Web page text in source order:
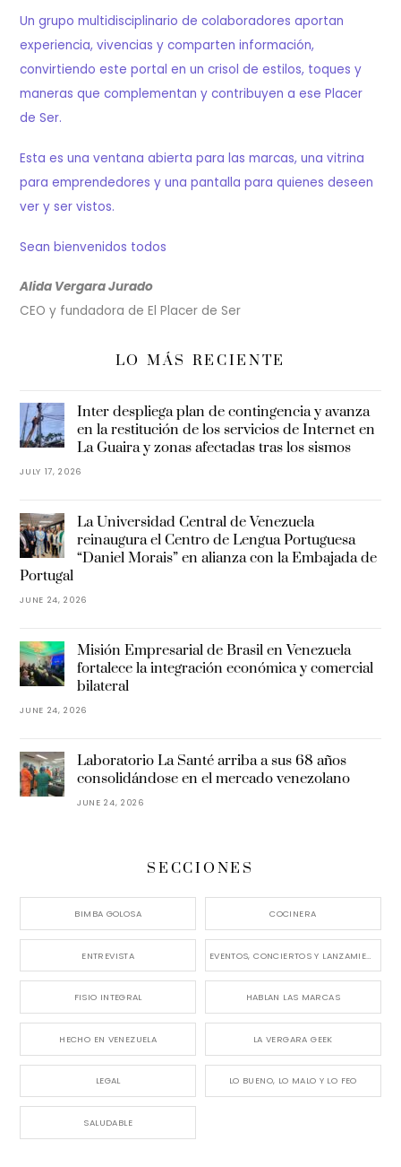
Un grupo multidisciplinario de colaboradores aportan
experiencia, vivencias y comparten información,
convirtiendo este portal en un crisol de estilos, toques y
maneras que complementan y contribuyen a ese Placer
de Ser.
Esta es una ventana abierta para las marcas, una vitrina
para emprendedores y una pantalla para quienes deseen
ver y ser vistos.
Sean bienvenidos todos
Alida Vergara Jurado
CEO y fundadora de El Placer de Ser
LO MÁS RECIENTE
Inter despliega plan de contingencia y avanza
en la restitución de los servicios de Internet en
La Guaira y zonas afectadas tras los sismos
JULY 17, 2026
La Universidad Central de Venezuela
reinaugura el Centro de Lengua Portuguesa
“Daniel Morais” en alianza con la Embajada de
Portugal
JUNE 24, 2026
Misión Empresarial de Brasil en Venezuela
fortalece la integración económica y comercial
bilateral
JUNE 24, 2026
Laboratorio La Santé arriba a sus 68 años
consolidándose en el mercado venezolano
JUNE 24, 2026
SECCIONES
BIMBA GOLOSA COCINERA
ENTREVISTA EVENTOS, CONCIERTOS Y LANZAMIENTOS
FISIO INTEGRAL HABLAN LAS MARCAS
HECHO EN VENEZUELA LA VERGARA GEEK
LEGAL LO BUENO, LO MALO Y LO FEO
SALUDABLE